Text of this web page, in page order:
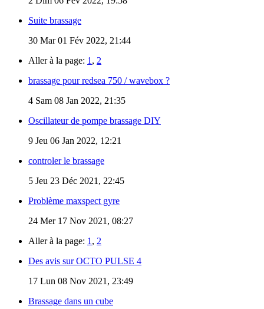
Suite brassage
30 Mar 01 Fév 2022, 21:44
Aller à la page: 1 , 2
brassage pour redsea 750 / wavebox ?
4 Sam 08 Jan 2022, 21:35
Oscillateur de pompe brassage DIY
9 Jeu 06 Jan 2022, 12:21
controler le brassage
5 Jeu 23 Déc 2021, 22:45
Problème maxspect gyre
24 Mer 17 Nov 2021, 08:27
Aller à la page: 1 , 2
Des avis sur OCTO PULSE 4
17 Lun 08 Nov 2021, 23:49
Brassage dans un cube